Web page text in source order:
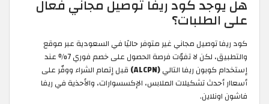
هل يوجد كود ريفا توصيل مجاني فعال
على الطلبات؟
كود ريفا توصيل مجاني غير متوفر حاليًا في السعودية عبر موقع
والتطبيق، لكن لا تفوّت فرصة الحصول على خصم فوري 7% عند
إستخدام كوبون ريفا التالي(ALCPN)
قبل إتمام الشراء ووفّر على
أسعاار أحدث تشكيلات الملابس، الإكسسوارات، والأحذية في ريفا
فاشون اونلاين.